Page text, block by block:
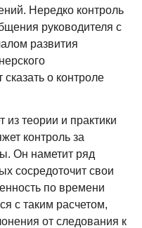
Нередко контроль
руководителя с
развития
о контроле
теории и практики
контроль за
Он наметит ряд
сосредоточит свои
по времени
с таким расчетом,
от следования к